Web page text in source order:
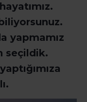
yapmamız
seçildik.